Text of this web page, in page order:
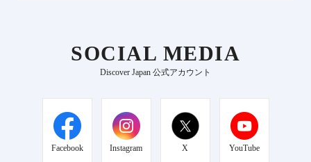
SOCIAL MEDIA
Discover Japan 公式アカウント
Facebook Instagram X YouTube